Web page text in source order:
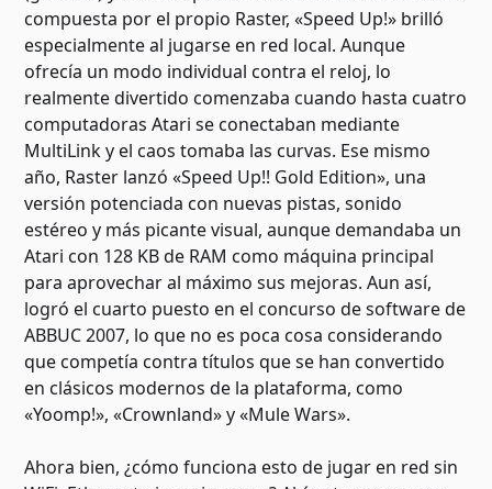
compuesta por el propio Raster, «Speed Up!» brilló
especialmente al jugarse en red local. Aunque
ofrecía un modo individual contra el reloj, lo
realmente divertido comenzaba cuando hasta cuatro
computadoras Atari se conectaban mediante
MultiLink y el caos tomaba las curvas. Ese mismo
año, Raster lanzó «Speed Up!! Gold Edition», una
versión potenciada con nuevas pistas, sonido
estéreo y más picante visual, aunque demandaba un
Atari con 128 KB de RAM como máquina principal
para aprovechar al máximo sus mejoras. Aun así,
logró el cuarto puesto en el concurso de software de
ABBUC 2007, lo que no es poca cosa considerando
que competía contra títulos que se han convertido
en clásicos modernos de la plataforma, como
«Yoomp!», «Crownland» y «Mule Wars».
Ahora bien, ¿cómo funciona esto de jugar en red sin